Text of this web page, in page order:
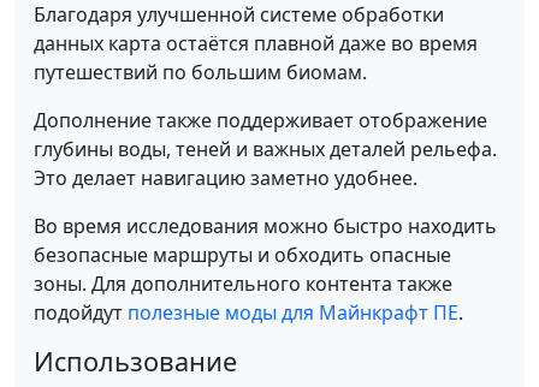
Благодаря улучшенной системе обработки
данных карта остаётся плавной даже во время
путешествий по большим биомам.
Дополнение также поддерживает отображение
глубины воды, теней и важных деталей рельефа.
Это делает навигацию заметно удобнее.
Во время исследования можно быстро находить
безопасные маршруты и обходить опасные
зоны. Для дополнительного контента также
подойдут полезные моды для Майнкрафт ПЕ.
Использование